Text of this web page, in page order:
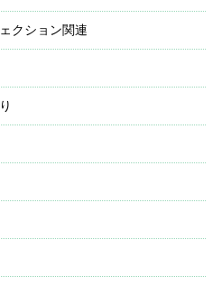
クション関連